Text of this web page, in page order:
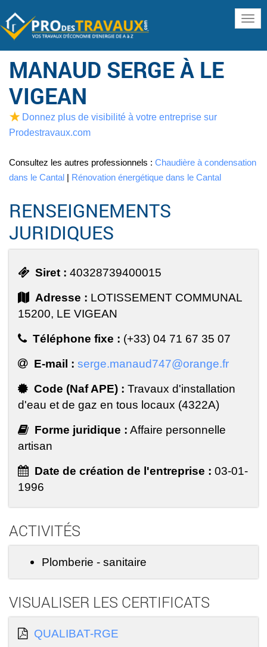
MANAUD SERGE À LE
VIGEAN
Donnez plus de visibilité à votre entreprise sur
Prodestravaux.com
Consultez les autres professionnels : Chaudière à condensation
dans le Cantal | Rénovation énergétique dans le Cantal
RENSEIGNEMENTS
JURIDIQUES
Siret : 40328739400015
Adresse : LOTISSEMENT COMMUNAL
15200, LE VIGEAN
Téléphone fixe : (+33) 04 71 67 35 07
E-mail : serge.manaud747@orange.fr
Code (Naf APE) : Travaux d'installation
d'eau et de gaz en tous locaux (4322A)
Forme juridique : Affaire personnelle
artisan
Date de création de l'entreprise : 03-01-
1996
ACTIVITÉS
Plomberie - sanitaire
VISUALISER LES CERTIFICATS
QUALIBAT-RGE